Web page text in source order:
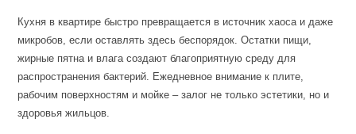
Кухня в квартире быстро превращается в источник хаоса и даже
микробов, если оставлять здесь беспорядок. Остатки пищи,
жирные пятна и влага создают благоприятную среду для
распространения бактерий. Ежедневное внимание к плите,
рабочим поверхностям и мойке – залог не только эстетики, но и
здоровья жильцов.